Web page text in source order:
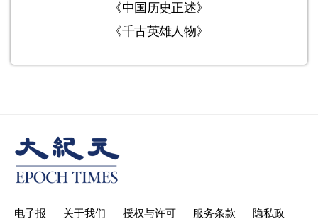
《中国历史正述》
《千古英雄人物》
电子报 关于我们 授权与许可 服务条款
隐私政